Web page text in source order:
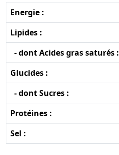
Energie :
Lipides :
- dont Acides gras saturés :
Glucides :
- dont Sucres :
Protéines :
Sel :